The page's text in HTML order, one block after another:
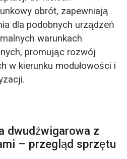
obrót, zapewniają
dla podobnych urządzeń
warunkach
promując rozwój
w kierunku modułowości i
dwudźwigarowa z
– przegląd sprzętu